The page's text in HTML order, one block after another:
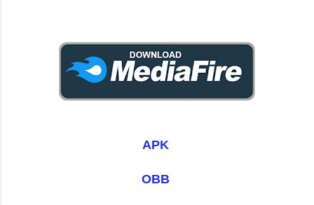
APK
OBB